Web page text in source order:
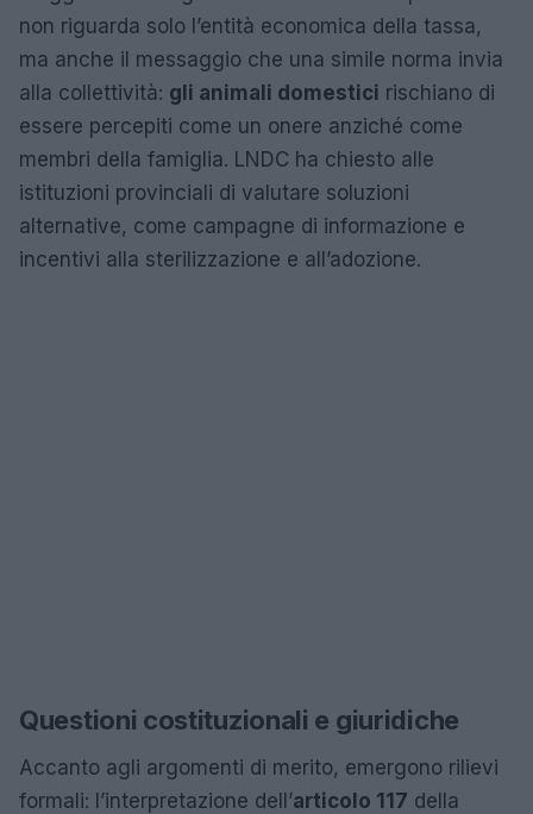
non riguarda solo l’entità economica della tassa,
ma anche il messaggio che una simile norma invia
alla collettività: gli animali domestici rischiano di
essere percepiti come un onere anziché come
membri della famiglia. LNDC ha chiesto alle
istituzioni provinciali di valutare soluzioni
alternative, come campagne di informazione e
incentivi alla sterilizzazione e all’adozione.
Questioni costituzionali e giuridiche
Accanto agli argomenti di merito, emergono rilievi
formali: l’interpretazione dell’articolo 117 della